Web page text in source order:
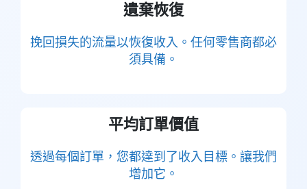
遺棄恢復
挽回損失的流量以恢復收入。任何零售商都必
須具備。
平均訂單價值
透過每個訂單，您都達到了收入目標。讓我們
增加它。